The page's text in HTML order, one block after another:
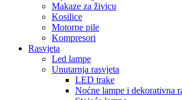
Makaze za živicu
Kosilice
Motorne pile
Kompresori
Rasvjeta
Led lampe
Unutarnja rasvjeta
LED trake
Noćne lampe i dekorativna